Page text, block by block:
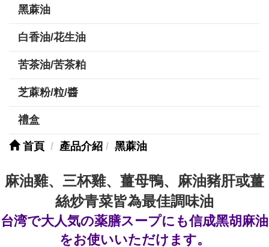
黑蔴油
白香油/花生油
苦茶油/苦茶粕
芝蔴粉/粒/醬
禮盒
首頁 產品介紹 黑蔴油
麻油雞、三杯雞、薑母鴨、麻油豬肝或薑
絲炒青菜皆為最佳調味油
台湾で大人気の薬膳スープにも信成黑胡麻油
をお使いいただけます。